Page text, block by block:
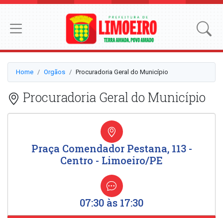
Home Orgãos Procuradoria Geral do Município
Procuradoria Geral do Município
Praça Comendador Pestana, 113 -
Centro - Limoeiro/PE
07:30 às 17:30